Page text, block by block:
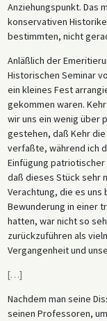
Anziehungspunkt. Das
konservativen
bestimmten, nicht
Anläßlich der
Historischen Seminar
ein kleines Fest
gekommen waren.
wir uns ein wenig über
gestehen, daß Kehr
verfaßte, während ich
Einfügung
daß dieses Stück sehr
Verachtung, die es
Bewunderung in einer
hatten, war nicht so
zurückzuführen als
Vergangenheit und
[…]
Nachdem man seine
seinen Professoren,